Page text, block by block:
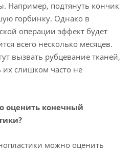
Например, подтянуть кончик
горбинку. Однако в
операции эффект будет
всего несколько месяцев.
вызвать рубцевание тканей,
их слишком часто не
оценить конечный
можно оценить